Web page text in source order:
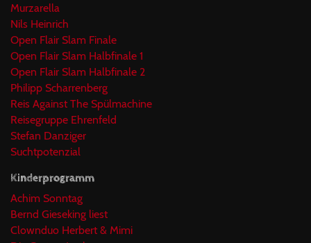
Murzarella
Nils Heinrich
Open Flair Slam Finale
Open Flair Slam Halbfinale 1
Open Flair Slam Halbfinale 2
Philipp Scharrenberg
Reis Against The Spülmachine
Reisegruppe Ehrenfeld
Stefan Danziger
Suchtpotenzial
Kinderprogramm
Achim Sonntag
Bernd Gieseking liest
Clownduo Herbert & Mimi